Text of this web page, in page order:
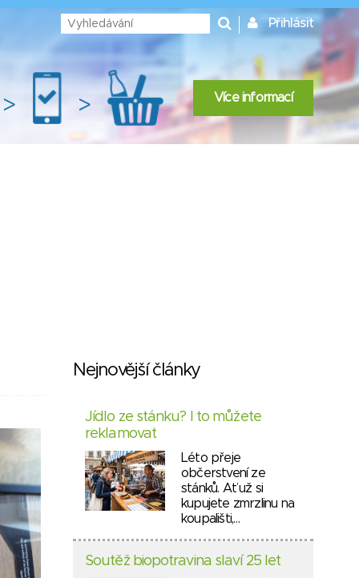
Přihlásit
> > Více informací
Nejnovější články
Jídlo ze stánku? I to můžete
reklamovat
Léto přeje
občerstvení ze
stánků. Ať už si
kupujete zmrzlinu na
koupališti,…
Soutěž biopotravina slaví 25 let